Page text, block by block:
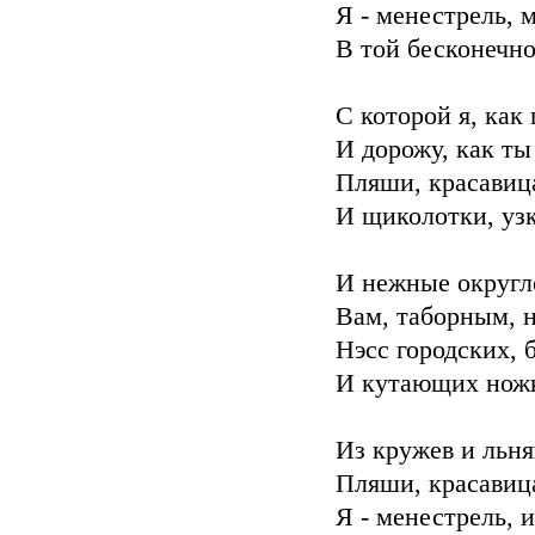
Я - менестрель,
В той
С которой я, как
И дорожу, как
Пляши,
И щиколотки,
И нежные
Вам, таборным,
Нэсс городских,
И кутающих
Из кружев и
Пляши,
Я - менестрель,